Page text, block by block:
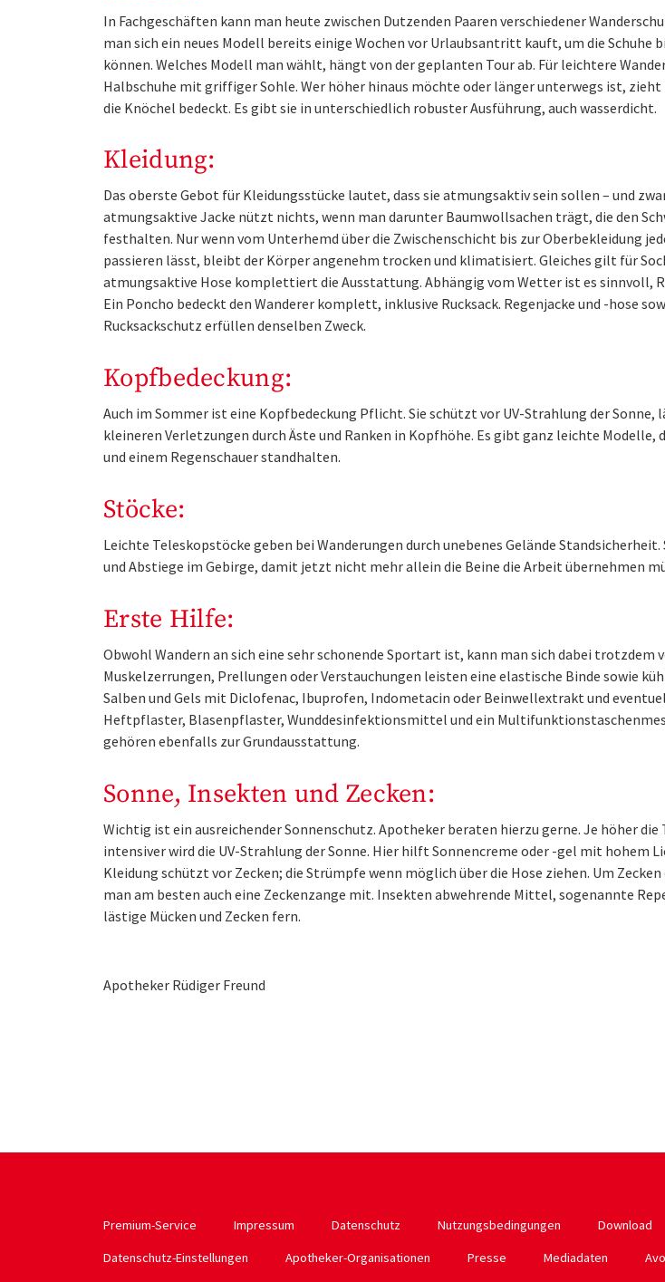
In Fachgeschäften kann man heute zwischen Dutzenden Paaren verschiedener
man sich ein neues Modell bereits einige Wochen vor Urlaubsantritt kauft, um die Schuhe
können. Welches Modell man wählt, hängt von der geplanten Tour ab. Für leichtere
Halbschuhe mit griffiger Sohle. Wer höher hinaus möchte oder länger unterwegs ist, zieht
die Knöchel bedeckt. Es gibt sie in unterschiedlich robuster Ausführung, auch wasserdicht.
Kleidung:
Das oberste Gebot für Kleidungsstücke lautet, dass sie atmungsaktiv sein sollen – und
atmungsaktive Jacke nützt nichts, wenn man darunter Baumwollsachen trägt, die den
festhalten. Nur wenn vom Unterhemd über die Zwischenschicht bis zur Oberbekleidung
passieren lässt, bleibt der Körper angenehm trocken und klimatisiert. Gleiches gilt für
atmungsaktive Hose komplettiert die Ausstattung. Abhängig vom Wetter ist es sinnvoll,
Ein Poncho bedeckt den Wanderer komplett, inklusive Rucksack. Regenjacke und -hose
Rucksackschutz erfüllen denselben Zweck.
Kopfbedeckung:
Auch im Sommer ist eine Kopfbedeckung Pflicht. Sie schützt vor UV-Strahlung der Sonne,
kleineren Verletzungen durch Äste und Ranken in Kopfhöhe. Es gibt ganz leichte Modelle,
und einem Regenschauer standhalten.
Stöcke:
Leichte Teleskopstöcke geben bei Wanderungen durch unebenes Gelände
und Abstiege im Gebirge, damit jetzt nicht mehr allein die Beine die Arbeit übernehmen
Erste Hilfe:
Obwohl Wandern an sich eine sehr schonende Sportart ist, kann man sich dabei trotzdem
Muskelzerrungen, Prellungen oder Verstauchungen leisten eine elastische Binde sowie
Salben und Gels mit Diclofenac, Ibuprofen, Indometacin oder Beinwellextrakt und
Heftpflaster, Blasenpflaster, Wunddesinfektionsmittel und ein
gehören ebenfalls zur Grundausstattung.
Sonne, Insekten und Zecken:
Wichtig ist ein ausreichender Sonnenschutz. Apotheker beraten hierzu gerne. Je höher
intensiver wird die UV-Strahlung der Sonne. Hier hilft Sonnencreme oder -gel mit hohem
Kleidung schützt vor Zecken; die Strümpfe wenn möglich über die Hose ziehen. Um
man am besten auch eine Zeckenzange mit. Insekten abwehrende Mittel, sogenannte
lästige Mücken und Zecken fern.
Apotheker Rüdiger Freund
Premium-Service Impressum Datenschutz Nutzungsbedingungen Download
Datenschutz-Einstellungen
Apotheker-Organisationen Presse Mediadaten